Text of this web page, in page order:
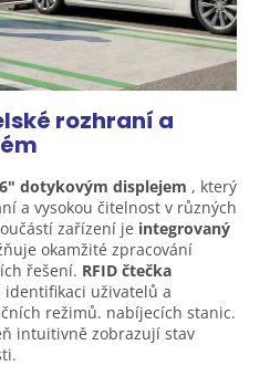
rozhraní a
dotykovým displejem , který
a vysokou čitelnost v různých
zařízení je integrovaný
okamžité zpracování
řešení. RFID čtečka
identifikaci uživatelů a
režimů. nabíjecích stanic.
intuitivně zobrazují stav